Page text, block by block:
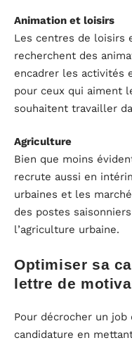
Animation et loisirs
Les centres de loisirs
recherchent des
encadrer les activités
pour ceux qui aiment
souhaitent travailler
Agriculture
Bien que moins
recrute aussi en
urbaines et les
des postes
l’agriculture urbaine.
Optimiser sa
lettre de
Pour décrocher un job
candidature en